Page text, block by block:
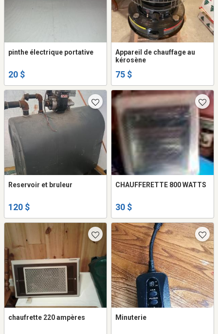
pinthe électrique portative
20 $
Appareil de chauffage au
kérosène
75 $
Reservoir et bruleur
120 $
CHAUFFERETTE 800 WATTS
30 $
chaufrette 220 ampères Minuterie